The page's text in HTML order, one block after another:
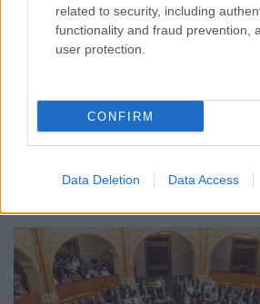
related to security, including
functionality and fraud prevention,
user protection.
CONFIRM
Data Deletion Data Access
CZUNYINÉ HARCA A GMAIL ÉS
Nem vicc! A Fidesz maradéka tényleg egy